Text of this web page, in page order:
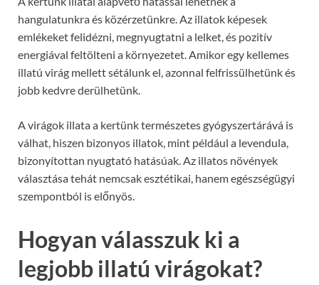
hangulatunkra és közérzetünkre. Az illatok képesek
emlékeket felidézni, megnyugtatni a lelket, és pozitív
energiával feltölteni a környezetet. Amikor egy kellemes
illatú virág mellett sétálunk el, azonnal felfrissülhetünk és
jobb kedvre derülhetünk.
A virágok illata a kertünk természetes gyógyszertárává is
válhat, hiszen bizonyos illatok, mint például a levendula,
bizonyítottan nyugtató hatásúak. Az illatos növények
választása tehát nemcsak esztétikai, hanem egészségügyi
szempontból is előnyös.
Hogyan válasszuk ki a
legjobb illatú virágokat?